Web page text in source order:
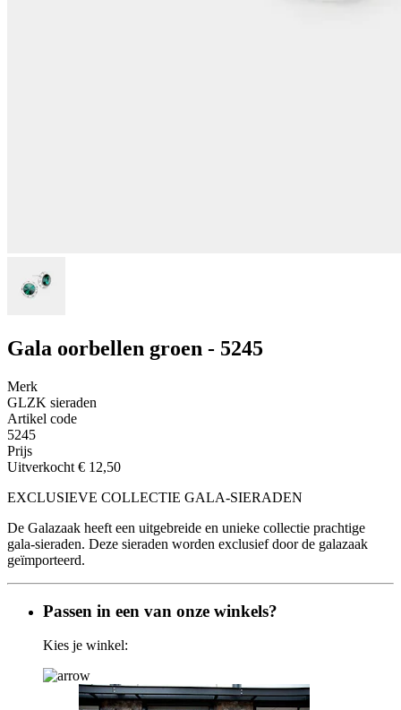
Gala oorbellen groen - 5245
Merk
GLZK sieraden
Artikel code
5245
Prijs
Uitverkocht € 12,50
EXCLUSIEVE COLLECTIE GALA-SIERADEN
De Galazaak heeft een uitgebreide en unieke collectie prachtige
gala-sieraden. Deze sieraden worden exclusief door de galazaak
geïmporteerd.
Passen in een van onze winkels?
Kies je winkel: